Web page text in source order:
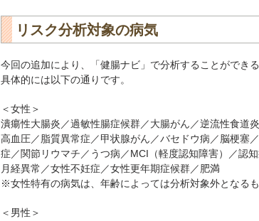
リスク分析対象の病気
今回の追加により、「健腸ナビ」で分析することができ
具体的には以下の通りです。
＜女性＞
潰瘍性大腸炎／過敏性腸症候群／大腸がん／逆流性食道
高血圧／脂質異常症／甲状腺がん／バセドウ病／脳梗塞
症／関節リウマチ／うつ病／MCI（軽度認知障害）／認
月経異常／女性不妊症／女性更年期症候群／肥満
※女性特有の病気は、年齢によっては分析対象外となる
＜男性＞